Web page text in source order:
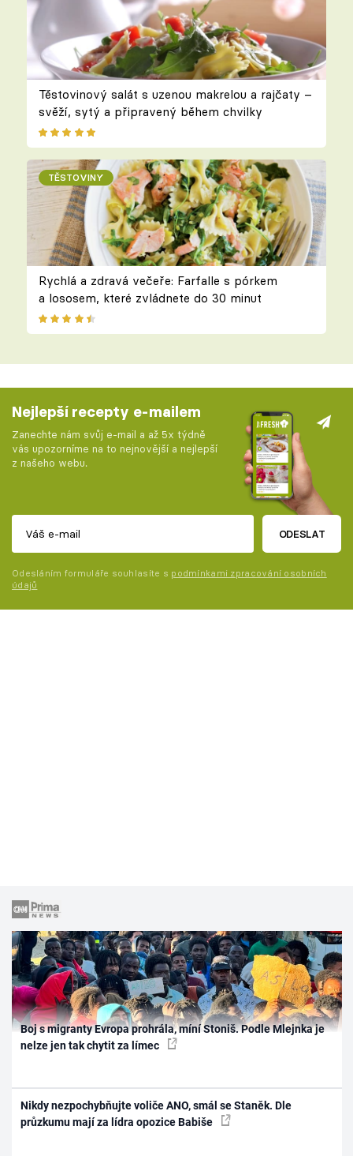
Těstovinový salát s uzenou makrelou a rajčaty –
svěží, sytý a připravený během chvilky
TĚSTOVINY
Rychlá a zdravá večeře: Farfalle s pórkem
a lososem, které zvládnete do 30 minut
Nejlepší recepty e-mailem
Zanechte nám svůj e-mail a až 5x týdně
vás upozorníme na to nejnovější a nejlepší
z našeho webu.
ODESLAT
Odesláním formuláře souhlasíte s podmínkami zpracování osobních
údajů
Boj s migranty Evropa prohrála, míní Stoniš. Podle Mlejnka je
nelze jen tak chytit za límec
Nikdy nezpochybňujte voliče ANO, smál se Staněk. Dle
průzkumu mají za lídra opozice Babiše